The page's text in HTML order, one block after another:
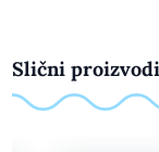
Slični